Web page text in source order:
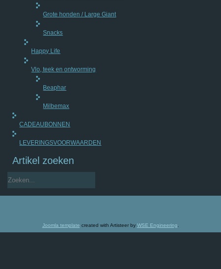
Grote honden / Large Giant
Snacks
Happy Life
Vlo, teek en ontworming
Beaphar
Milbemax
CADEAUBONNEN
LEVERINGSVOORWAARDEN
Artikel zoeken
Joomla template created with Artisteer by WSE Engineering